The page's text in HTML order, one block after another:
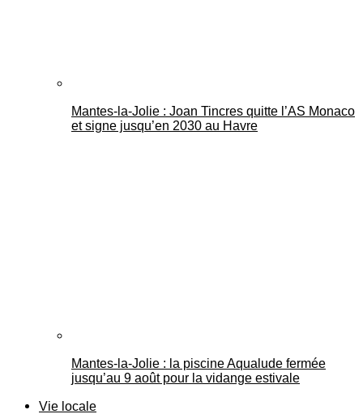
Mantes-la-Jolie : Joan Tincres quitte l’AS Monaco
et signe jusqu’en 2030 au Havre
Mantes-la-Jolie : la piscine Aqualude fermée
jusqu’au 9 août pour la vidange estivale
Vie locale